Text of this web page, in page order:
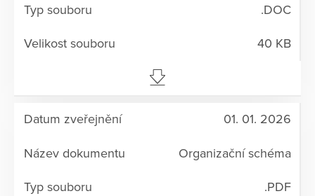
.DOC
40 KB
01. 01. 2026
Organizační schéma
.PDF